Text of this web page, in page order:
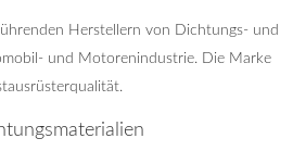
Herstellern von Dichtungs- und
und Motorenindustrie. Die Marke